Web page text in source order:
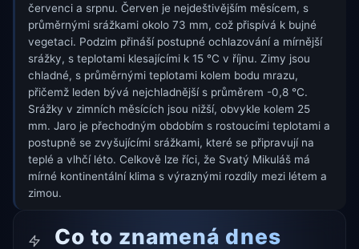
červenci a srpnu. Červen je nejdeštivějším měsícem, s
průměrnými srážkami okolo 73 mm, což přispívá k bujné
vegetaci. Podzim přináší postupné ochlazování a mírnější
srážky, s teplotami klesajícími k 15 °C v říjnu. Zimy jsou
chladné, s průměrnými teplotami kolem bodu mrazu,
přičemž leden bývá nejchladnější s průměrem -0,8 °C.
Srážky v zimních měsících jsou nižší, obvykle kolem 25
mm. Jaro je přechodným obdobím s rostoucími teplotami a
postupně se zvyšujícími srážkami, které se připravují na
teplé a vlhčí léto. Celkově lze říci, že Svatý Mikuláš má
mírné kontinentální klima s výraznými rozdíly mezi létem a
zimou.
Co to znamená dnes